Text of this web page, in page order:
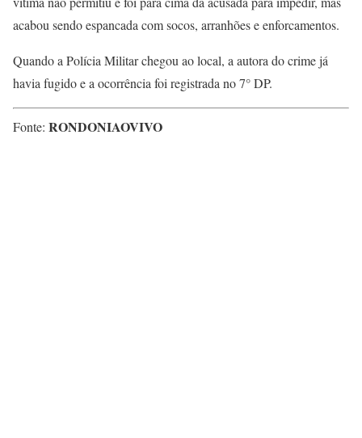
acabou sendo espancada com socos, arranhões e enforcamentos.
Quando a Polícia Militar chegou ao local, a autora do crime já
havia fugido e a ocorrência foi registrada no 7° DP.
Fonte: RONDONIAOVIVO